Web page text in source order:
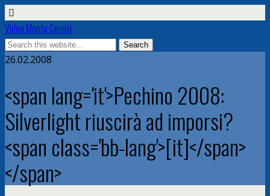
Video Monte Ceneri
26.02.2008
<span lang='it'>Pechino 2008:
Silverlight riuscirà ad imporsi?
<span class='bb-lang'>[it]</span>
</span>